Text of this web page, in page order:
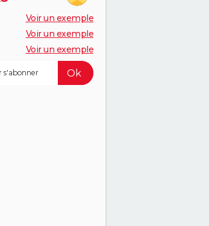
Voir un exemple
Voir un exemple
Voir un exemple